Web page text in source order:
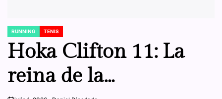
POSTED
IN
RUNNING TENIS
Hoka Clifton 11: La
reina de la